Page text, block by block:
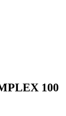
100